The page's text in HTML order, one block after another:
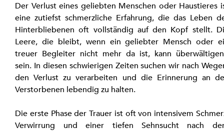
Der Verlust eines geliebten Menschen oder Haustieres
eine zutiefst schmerzliche Erfahrung, die das Leben
Hinterbliebenen oft vollständig auf den Kopf stellt.
Leere, die bleibt, wenn ein geliebter Mensch oder
treuer Begleiter nicht mehr da ist, kann
sein. In diesen schwierigen Zeiten suchen wir nach
den Verlust zu verarbeiten und die Erinnerung an
Verstorbenen lebendig zu halten.
Die erste Phase der Trauer ist oft von intensivem
Verwirrung und einer tiefen Sehnsucht nach